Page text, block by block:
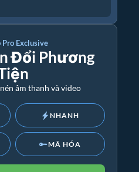
Pro Exclusive
Đổi Phương
âm thanh và video
NHANH
MÃ HÓA